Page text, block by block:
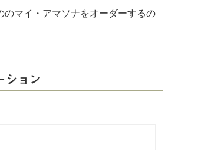
のマイ・アマソナをオーダーするの
ション